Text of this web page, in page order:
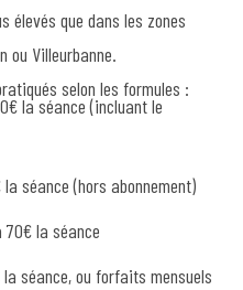
élevés que dans les zones
ou Villeurbanne.
selon les formules :
la séance (incluant le
séance (hors abonnement)
70€ la séance
séance, ou forfaits mensuels